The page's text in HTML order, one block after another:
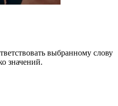
выбранному слову
значений.